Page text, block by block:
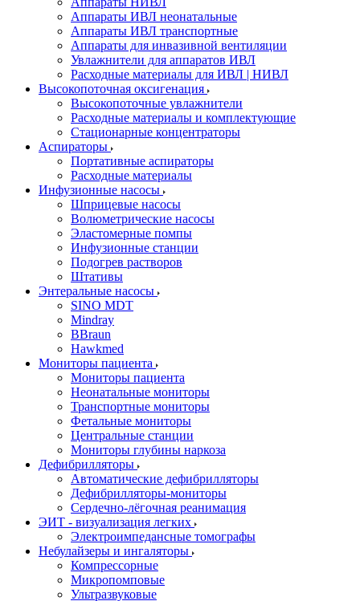
Аппараты ИВЛ неонатальные
Аппараты ИВЛ транспортные
Аппараты для инвазивной вентиляции
Увлажнители для аппаратов ИВЛ
Расходные материалы для ИВЛ | НИВЛ
Высокопоточная оксигенация
Высокопоточные увлажнители
Расходные материалы и комплектующие
Стационарные концентраторы
Аспираторы
Портативные аспираторы
Расходные материалы
Инфузионные насосы
Шприцевые насосы
Волюметрические насосы
Эластомерные помпы
Инфузионные станции
Подогрев растворов
Штативы
Энтеральные насосы
SINO MDT
Mindray
BBraun
Hawkmed
Мониторы пациента
Мониторы пациента
Неонатальные мониторы
Транспортные мониторы
Фетальные мониторы
Центральные станции
Мониторы глубины наркоза
Дефибрилляторы
Автоматические дефибрилляторы
Дефибрилляторы-мониторы
Сердечно-лёгочная реанимация
ЭИТ - визуализация легких
Электроимпедансные томографы
Небулайзеры и ингаляторы
Компрессорные
Микропомповые
Ультразвуковые